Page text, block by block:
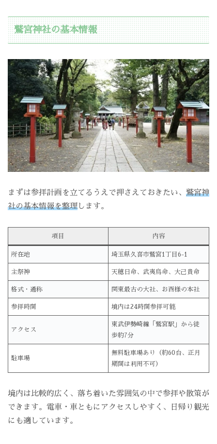
鷲宮神社の基本情報
まずは参拝計画を立てるうえで押さえておきたい、 鷲宮神
社の基本情報を整理 します。
項目 内容
所在地 埼玉県久喜市鷲宮1丁目6-1
主祭神 天穂日命、武夷鳥命、大己貴命
格式・通称 関東最古の大社、お酉様の本社
参拝時間 境内は24時間参拝可能
アクセス
東武伊勢崎線「鷲宮駅」から徒
歩約7分
駐車場
無料駐車場あり（約60台、正月
期間は利用不可）
境内は比較的広く、落ち着いた雰囲気の中で参拝や散策が
できます。電車・車ともにアクセスしやすく、日帰り観光
にも適しています。